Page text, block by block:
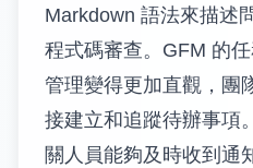
Markdown 語法來描述
程式碼審查。GFM 的
管理變得更加直觀，團
接建立和追蹤待辦事項
關人員能夠及時收到通